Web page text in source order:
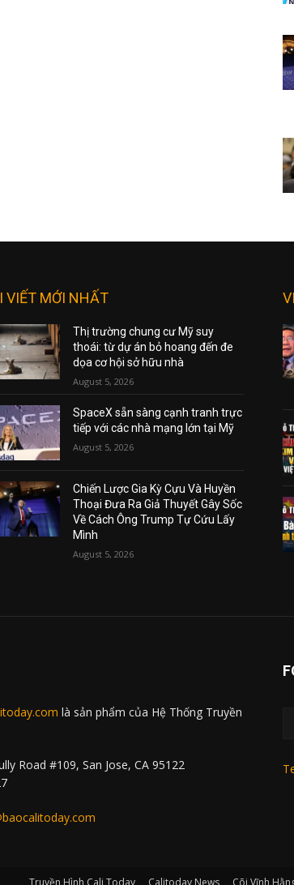
VIẾT MỚI NHẤT
Thị trường chung cư Mỹ suy
thoái: từ dự án bỏ hoang đến đe
dọa cơ hội sở hữu nhà
August 5, 2026
SpaceX sẵn sàng cạnh tranh trực
tiếp với các nhà mạng lớn tại Mỹ
August 5, 2026
Chiến Lược Gia Kỳ Cựu Và Huyền
Thoại Đưa Ra Giả Thuyết Gây Sốc
Về Cách Ông Trump Tự Cứu Lấy
Mình
August 5, 2026
là sản phẩm của Hệ Thống Truyền
Road #109, San Jose, CA 95122
Truyền Hình Cali Today Calitoday News Cõi Vĩnh